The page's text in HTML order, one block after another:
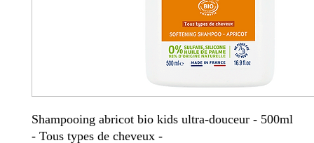
Shampooing abricot bio kids ultra-douceur - 500ml
- Tous types de cheveux -